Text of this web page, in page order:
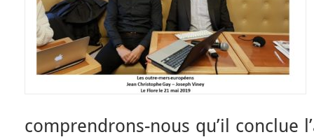
comprendrons-nous qu’il conclue